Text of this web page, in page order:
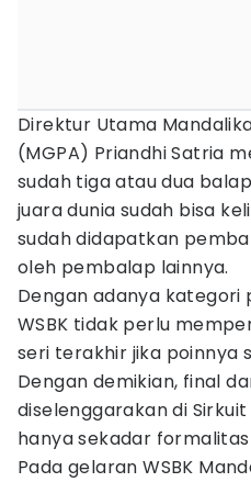
Direktur Utama
(MGPA) Priandhi Satria
sudah tiga atau dua
juara dunia sudah bisa
sudah didapatkan
oleh pembalap lainnya.
Dengan adanya
WSBK tidak perlu
seri terakhir jika poinnya
Dengan demikian, final
diselenggarakan di
hanya sekadar formalitas
Pada gelaran WSBK